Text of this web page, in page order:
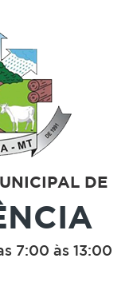
DE
7:00 às 13:00